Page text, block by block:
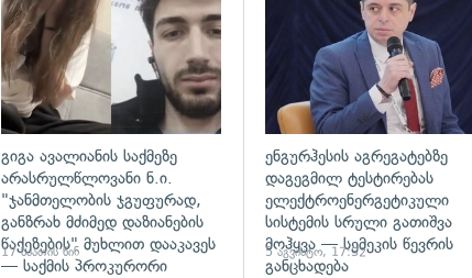
გიგა ავალიანის საქმეზე
არასრულწლოვანი ნ.ი.
"ჯანმთელობის ჯგუფურად,
განზრახ მძიმედ დაზიანების
წაქეზების" მუხლით დააკავეს
— საქმის პროკურორი
17 საათის წინ
ენგურჰესის აგრეგატებზე
დაგეგმილ ტესტირებას
ელექტროენერგეტიკული
სისტემის სრული გათიშვა
მოჰყვა — სემეკის წევრის
განცხადება
5 აგვისტო, 17:32